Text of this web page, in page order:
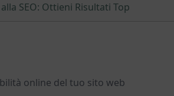
SEO: Ottieni Risultati Top
online del tuo sito web